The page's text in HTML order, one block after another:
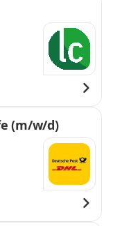
(m/w/d)